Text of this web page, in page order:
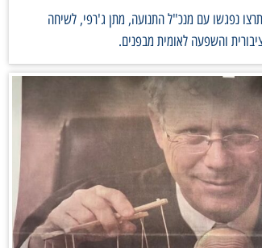
נפגשו עם מנכ"ל התנועה, מתן ג'רפי, לשיחה
והשפעה לאומית מבפנים.